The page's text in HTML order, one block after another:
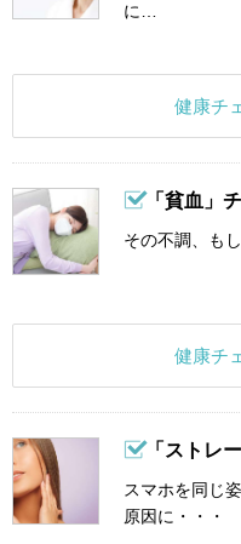
に…
健康チ
「貧血」
その不調、も
健康チ
「ストレ
スマホを同じ
原因に・・・